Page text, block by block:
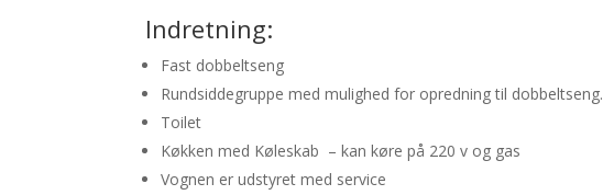
Indretning:
Fast dobbeltseng
Rundsiddegruppe med mulighed for opredning til dobbeltseng.
Toilet
Køkken med Køleskab – kan køre på 220 v og gas
Vognen er udstyret med service